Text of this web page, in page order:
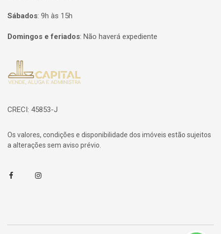
Sábados: 9h às 15h
Domingos e feriados: Não haverá expediente
Página inicial
CRECI: 45853-J
Os valores, condições e disponibilidade dos imóveis estão sujeitos
a alterações sem aviso prévio.
FacebookInstagram